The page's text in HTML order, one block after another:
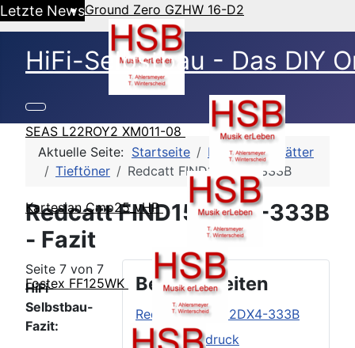
Letzte NewsGround Zero GZHW 16-D2
SEAS L22ROY2 XM011-08
Kartesian Cmp25_vHP
Fostex FF125WK
HiFi-Selbstbau - Das DIY
Aktuelle Seite: Startseite
HSB-Datenblätter
Tieftöner
Redcatt FIND152DX4-333B
Redcatt FIND152DX4-333B
- Fazit
Beitragsseiten
Redcatt FIND152DX4-333B
Äußerer Eindruck
Seite 7 von 7
HiFi-
Selbstbau-
Fazit: